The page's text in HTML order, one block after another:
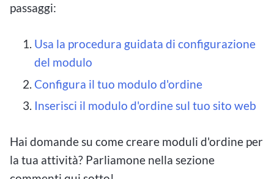
passaggi:
Usa la procedura guidata di configurazione
del modulo
Configura il tuo modulo d'ordine
Inserisci il modulo d'ordine sul tuo sito web
Hai domande su come creare moduli d'ordine per
la tua attività? Parliamone nella sezione